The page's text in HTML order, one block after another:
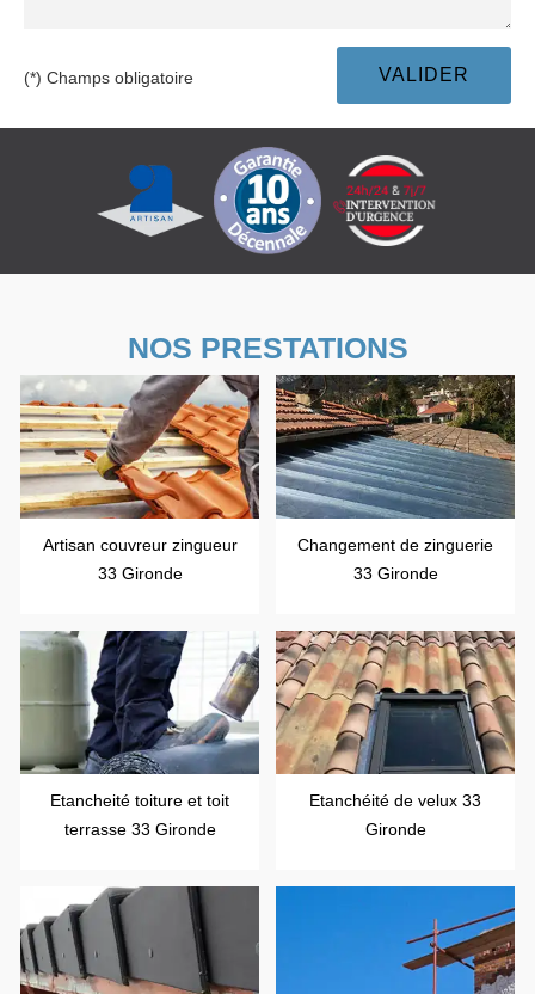
(*) Champs obligatoire
NOS PRESTATIONS
Artisan couvreur zingueur
33 Gironde
Changement de zinguerie
33 Gironde
Etancheité toiture et toit
terrasse 33 Gironde
Etanchéité de velux 33
Gironde